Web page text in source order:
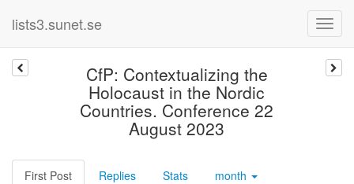
lists3.sunet.se
CfP: Contextualizing the
Holocaust in the Nordic
Countries. Conference 22
August 2023
First Post Replies Stats month